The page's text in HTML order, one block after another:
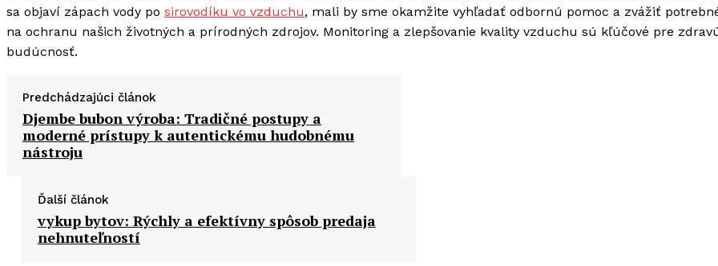
sa objaví zápach vody po sirovodíku vo vzduchu, mali by sme okamžite vyhľadať odbornú pomoc a zvážiť
na ochranu našich životných a prírodných zdrojov. Monitoring a zlepšovanie kvality vzduchu sú kľúčové pre
budúcnosť.
Predchádzajúci článok
Djembe bubon výroba: Tradičné postupy a
moderné prístupy k autentickému hudobnému
nástroju
Ďalší článok
vykup bytov: Rýchly a efektívny spôsob predaja
nehnuteľností